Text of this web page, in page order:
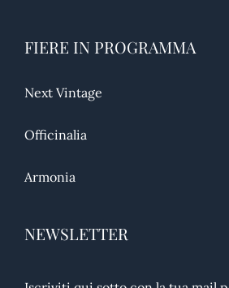
FIERE IN PROGRAMMA
Next Vintage
Officinalia
Armonia
NEWSLETTER